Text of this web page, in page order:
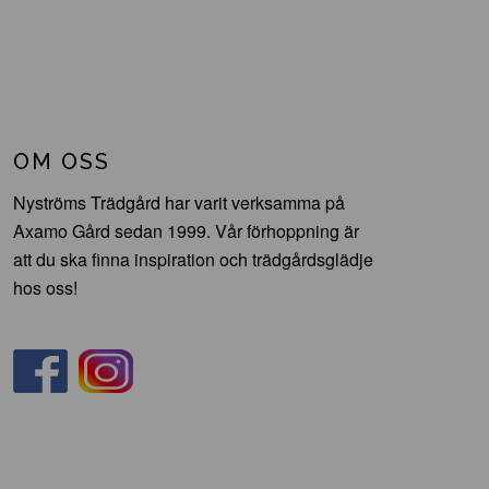
OM OSS
Nyströms Trädgård har varit verksamma på
Axamo Gård sedan 1999. Vår förhoppning är
att du ska finna inspiration och trädgårdsglädje
hos oss!